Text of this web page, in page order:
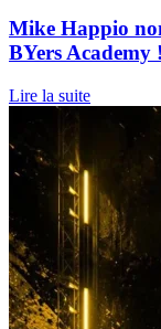
Mike Happio
BYers Academy !
Lire la suite